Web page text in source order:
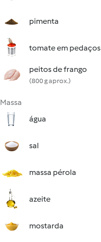
pimenta
tomate em pedaços
peitos de frango
(800 g aprox.)
Massa
água
sal
massa pérola
azeite
mostarda